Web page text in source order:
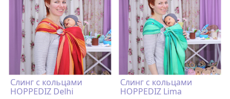
Слинг с кольцами
HOPPEDIZ Delhi
Слинг с кольцами
HOPPEDIZ Lima